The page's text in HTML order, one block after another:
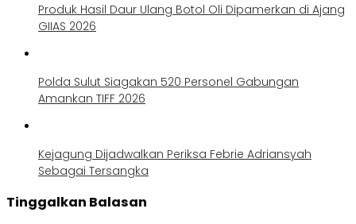
Produk Hasil Daur Ulang Botol Oli Dipamerkan di Ajang
GIIAS 2026
Polda Sulut Siagakan 520 Personel Gabungan
Amankan TIFF 2026
Kejagung Dijadwalkan Periksa Febrie Adriansyah
Sebagai Tersangka
Tinggalkan Balasan